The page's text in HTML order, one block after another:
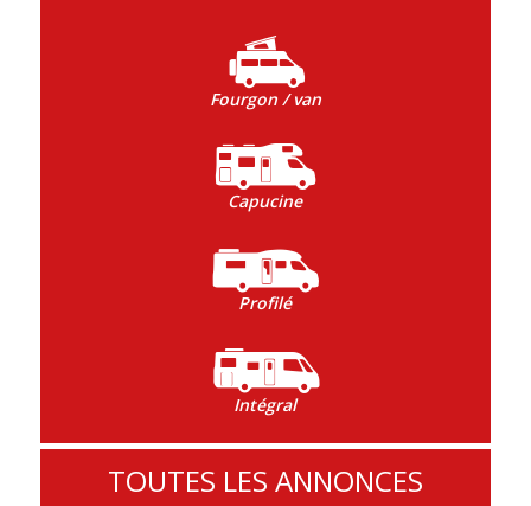
Fourgon / van
Capucine
Profilé
Intégral
TOUTES LES ANNONCES